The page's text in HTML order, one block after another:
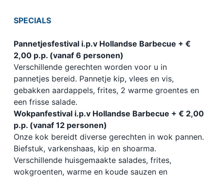
SPECIALS
Pannetjesfestival i.p.v Hollandse Barbecue + €
2,00 p.p. (vanaf 6 personen)
Verschillende gerechten worden voor u in
pannetjes bereid. Pannetje kip, vlees en vis,
gebakken aardappels, frites, 2 warme groentes en
een frisse salade.
Wokpanfestival i.p.v Hollandse Barbecue + € 2,00
p.p. (vanaf 12 personen)
Onze kok bereidt diverse gerechten in wok pannen.
Biefstuk, varkenshaas, kip en shoarma.
Verschillende huisgemaakte salades, frites,
wokgroenten, warme en koude sauzen en